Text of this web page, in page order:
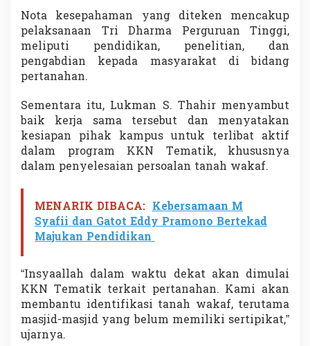
Nota kesepahaman yang diteken mencakup
pelaksanaan Tri Dharma Perguruan Tinggi,
meliputi pendidikan, penelitian, dan
pengabdian kepada masyarakat di bidang
pertanahan.
Sementara itu, Lukman S. Thahir menyambut
baik kerja sama tersebut dan menyatakan
kesiapan pihak kampus untuk terlibat aktif
dalam program KKN Tematik, khususnya
dalam penyelesaian persoalan tanah wakaf.
MENARIK DIBACA: Kebersamaan M
Syafii dan Gatot Eddy Pramono Bertekad
Majukan Pendidikan
“Insyaallah dalam waktu dekat akan dimulai
KKN Tematik terkait pertanahan. Kami akan
membantu identifikasi tanah wakaf, terutama
masjid-masjid yang belum memiliki sertipikat,”
ujarnya.